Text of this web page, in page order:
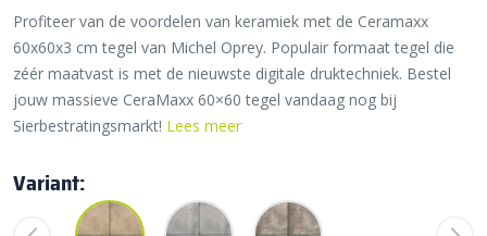
Profiteer van de voordelen van keramiek met de Ceramaxx
60x60x3 cm tegel van Michel Oprey. Populair formaat tegel die
zéér maatvast is met de nieuwste digitale druktechniek. Bestel
jouw massieve CeraMaxx 60×60 tegel vandaag nog bij
Sierbestratingsmarkt! Lees meer
Variant: